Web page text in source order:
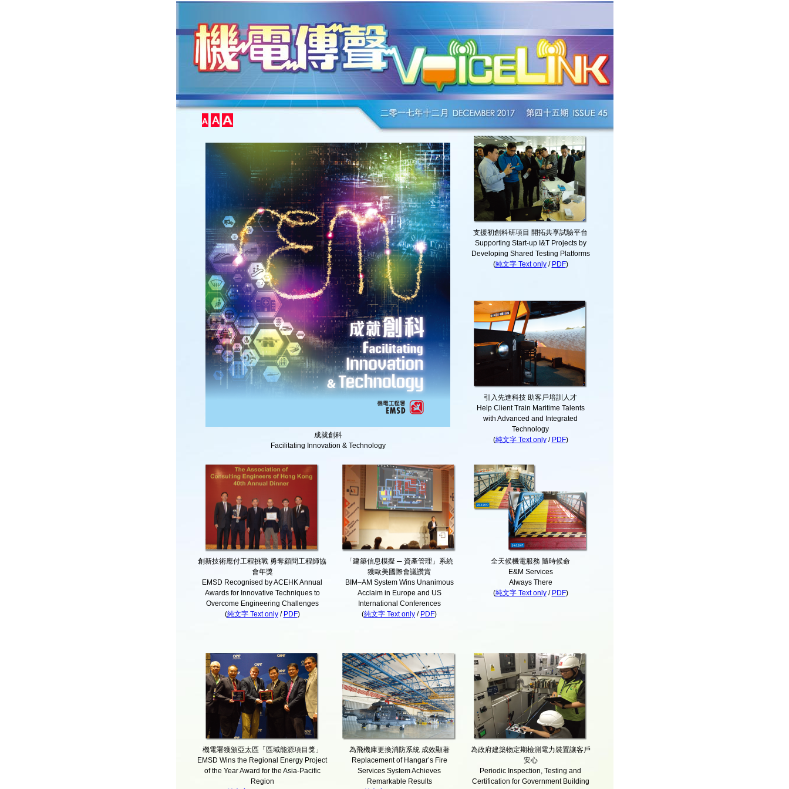
成就創科
Facilitating Innovation & Technology
支援初創科研項目 開拓共享試驗平台
Supporting Start-up I&T Projects by
Developing Shared Testing Platforms
(純文字 Text only/ PDF)
引入先進科技 助客戶培訓人才
Help Client Train Maritime Talents
with Advanced and Integrated
Technology
(純文字 Text only/ PDF)
創新技術應付工程挑戰 勇奪顧問工程師協
會年獎
EMSD Recognised by ACEHK Annual
Awards for Innovative Techniques to
Overcome Engineering Challenges
(純文字 Text only/ PDF)
「建築信息模擬 ─ 資產管理」系統
獲歐美國際會議讚賞
BIM–AM System Wins Unanimous
Acclaim in Europe and US
International Conferences
(純文字 Text only / PDF)
全天候機電服務 隨時候命
E&M Services
Always There
(純文字 Text only/ PDF)
機電署獲頒亞太區「區域能源項目獎」
EMSD Wins the Regional Energy Project
of the Year Award for the Asia-Pacific
Region
為飛機庫更換消防系統 成效顯著
Replacement of Hangar’s Fire
Services System Achieves
Remarkable Results
為政府建築物定期檢測電力裝置讓客戶
安心
Periodic Inspection, Testing and
Certification for Government Building